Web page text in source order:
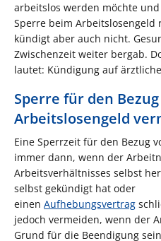
arbeitslos werden möchte
Sperre beim
kündigt aber auch nicht.
Zwischenzeit weiter bergab.
lautet: Kündigung auf
Sperre für den
Arbeitslosengeld
Eine Sperrzeit für den Bezug
immer dann, wenn der
Arbeitsverhältnisses selbst
selbst gekündigt hat oder
einen Aufhebungsvertrag
jedoch vermeiden, wenn der
Grund für die Beendigung